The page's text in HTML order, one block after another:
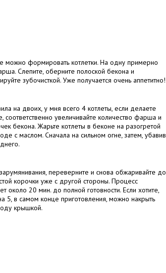
можно формировать котлетки. На одну примерно
Слепите, оберните полоской бекона и
зубочисткой. Уже получается очень аппетитно!
на двоих, у мня всего 4 котлеты, если делаете
соответственно увеличивайте количество фарша и
бекона. Жарьте котлеты в беконе на разогретой
с маслом. Сначала на сильном огне, затем, убавив
переверните и снова обжаривайте до
корочки уже с другой стороны. Процесс
около 20 мин. до полной готовности. Если хотите,
5, в самом конце приготовления, можно накрыть
крышкой.